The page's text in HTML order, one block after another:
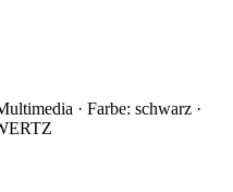
· Farbe: schwarz ·